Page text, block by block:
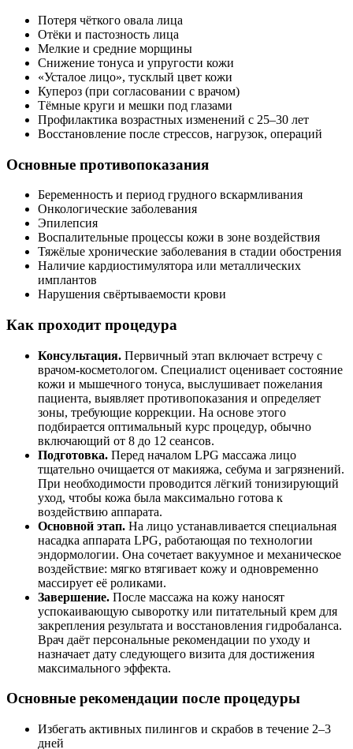
Потеря чёткого овала лица
Отёки и пастозность лица
Мелкие и средние морщины
Снижение тонуса и упругости кожи
«Усталое лицо», тусклый цвет кожи
Купероз (при согласовании с врачом)
Тёмные круги и мешки под глазами
Профилактика возрастных изменений с 25–30 лет
Восстановление после стрессов, нагрузок, операций
Основные противопоказания
Беременность и период грудного вскармливания
Онкологические заболевания
Эпилепсия
Воспалительные процессы кожи в зоне воздействия
Тяжёлые хронические заболевания в стадии обострения
Наличие кардиостимулятора или металлических
имплантов
Нарушения свёртываемости крови
Как проходит процедура
Консультация. Первичный этап включает встречу с
врачом-косметологом. Специалист оценивает состояние
кожи и мышечного тонуса, выслушивает пожелания
пациента, выявляет противопоказания и определяет
зоны, требующие коррекции. На основе этого
подбирается оптимальный курс процедур, обычно
включающий от 8 до 12 сеансов.
Подготовка. Перед началом LPG массажа лицо
тщательно очищается от макияжа, себума и загрязнений.
При необходимости проводится лёгкий тонизирующий
уход, чтобы кожа была максимально готова к
воздействию аппарата.
Основной этап. На лицо устанавливается специальная
насадка аппарата LPG, работающая по технологии
эндормологии. Она сочетает вакуумное и механическое
воздействие: мягко втягивает кожу и одновременно
массирует её роликами.
Завершение. После массажа на кожу наносят
успокаивающую сыворотку или питательный крем для
закрепления результата и восстановления гидробаланса.
Врач даёт персональные рекомендации по уходу и
назначает дату следующего визита для достижения
максимального эффекта.
Основные рекомендации после процедуры
Избегать активных пилингов и скрабов в течение 2–3
дней